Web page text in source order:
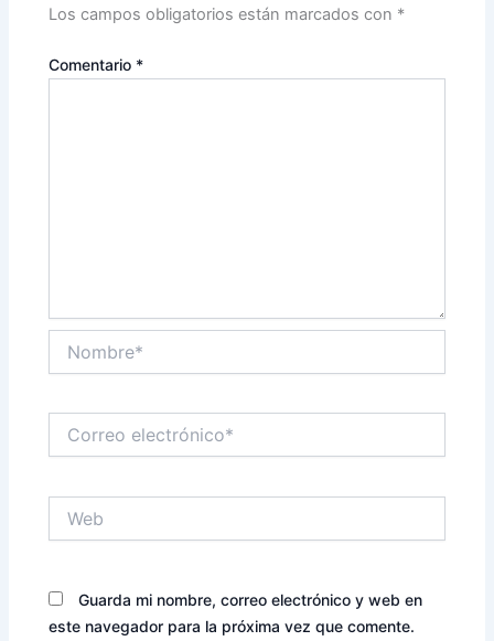
Los campos obligatorios están marcados con *
Comentario *
electrónico*
Guarda mi nombre, correo electrónico y web en
este navegador para la próxima vez que comente.